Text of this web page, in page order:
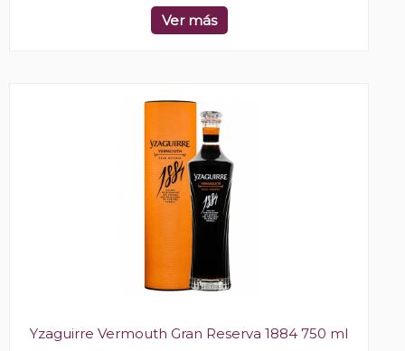
Ver más
Yzaguirre Vermouth Gran Reserva 1884 750 ml